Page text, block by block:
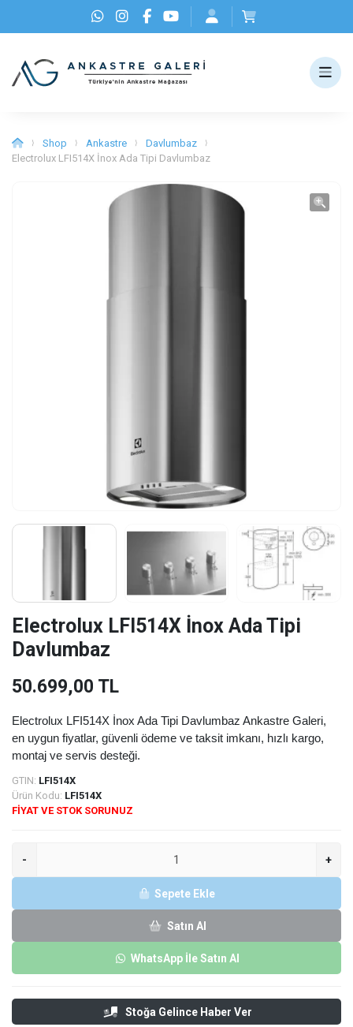
⟩ Shop ⟩ Ankastre ⟩ Davlumbaz ⟩
Electrolux LFI514X İnox Ada Tipi Davlumbaz
Electrolux LFI514X İnox Ada Tipi
Davlumbaz
50.699,00 TL
Electrolux LFI514X İnox Ada Tipi Davlumbaz Ankastre Galeri,
en uygun fiyatlar, güvenli ödeme ve taksit imkanı, hızlı kargo,
montaj ve servis desteği.
GTIN: LFI514X
Ürün Kodu: LFI514X
FİYAT VE STOK SORUNUZ
- +
Sepete Ekle
Satın Al
WhatsApp İle Satın Al
Stoğa Gelince Haber Ver